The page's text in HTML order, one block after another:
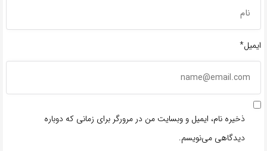
ایمیل*
ذخیره نام، ایمیل و وبسایت من در مرورگر برای زمانی که دوباره
دیدگاهی می‌نویسم.